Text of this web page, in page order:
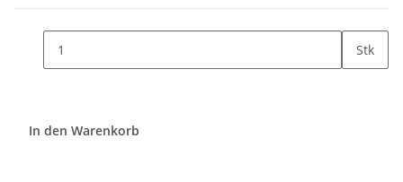
Stk
In den Warenkorb